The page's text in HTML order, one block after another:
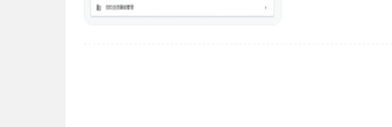
Google Chrome 官方正式版 离线安装包（含更